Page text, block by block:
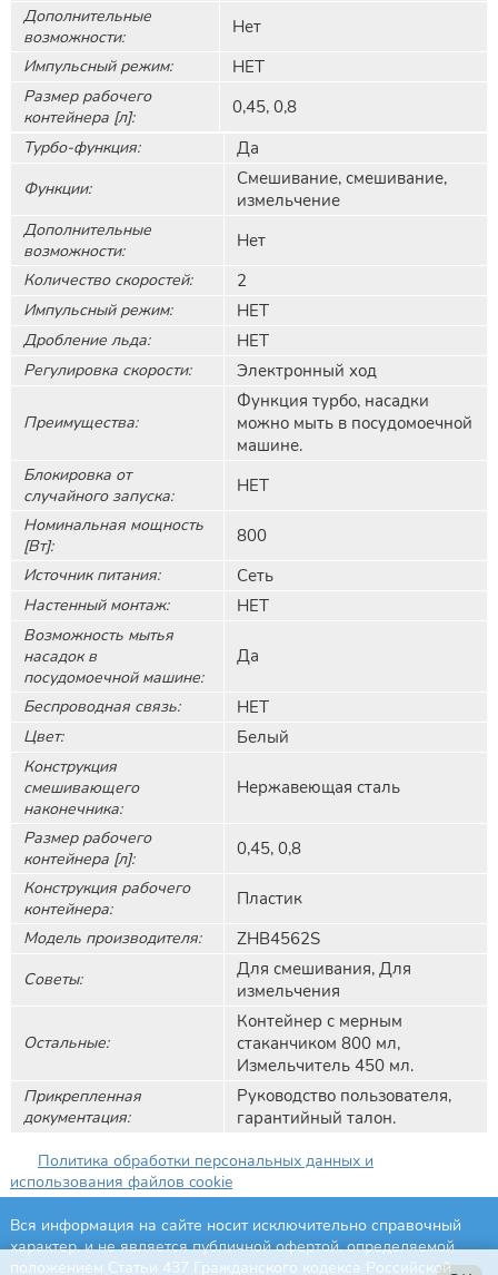
Дополнительные
возможности:
Нет
Импульсный режим: НЕТ
Размер рабочего
контейнера [л]:
0,45, 0,8
Турбо-функция: Да
Функции:
Смешивание, смешивание,
измельчение
Дополнительные
возможности:
Нет
Количество скоростей: 2
Импульсный режим: НЕТ
Дробление льда: НЕТ
Регулировка скорости: Электронный ход
Преимущества:
Функция турбо, насадки
можно мыть в посудомоечной
машине.
Блокировка от
случайного запуска:
НЕТ
Номинальная мощность
[Вт]:
800
Источник питания: Сеть
Настенный монтаж: НЕТ
Возможность мытья
насадок в
посудомоечной машине:
Да
Беспроводная связь: НЕТ
Цвет: Белый
Конструкция
смешивающего
наконечника:
Нержавеющая сталь
Размер рабочего
контейнера [л]:
0,45, 0,8
Конструкция рабочего
контейнера:
Пластик
Модель производителя: ZHB4562S
Советы:
Для смешивания, Для
измельчения
Остальные:
Контейнер с мерным
стаканчиком 800 мл,
Измельчитель 450 мл.
Прикрепленная
документация:
Руководство пользователя,
гарантийный талон.
Политика обработки персональных данных и
использования файлов cookie
Вся информация на сайте носит исключительно справочный
характер, и не является публичной офертой, определяемой
положением Статьи 437 Гражданского кодекса Российской